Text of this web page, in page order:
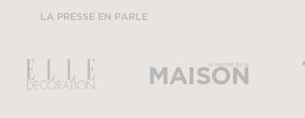
LA PRESSE EN PARLE